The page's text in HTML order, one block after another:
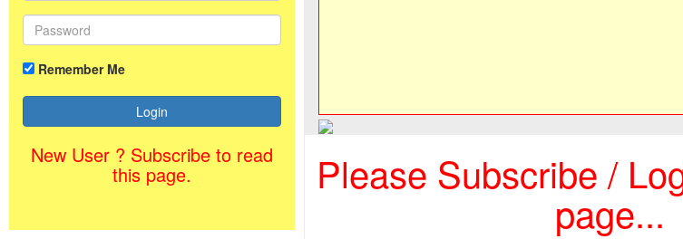
Remember Me
New User ? Subscribe to read
this page. Please Subscribe /
page...